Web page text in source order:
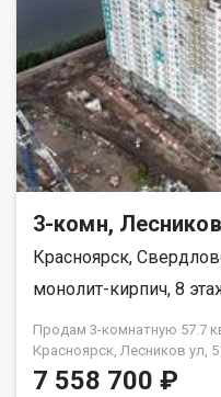
3-комн,
Красноярск,
монолит-кирпич, 8
Продам 3-комнатную 57.7
Красноярск, Лесников ул,
7 558 700 ₽